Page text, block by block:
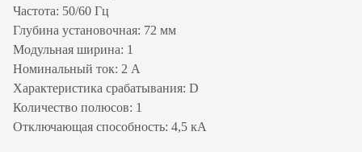
Частота: 50/60 Гц
Глубина установочная: 72 мм
Модульная ширина: 1
Номинальный ток: 2 А
Характеристика срабатывания: D
Количество полюсов: 1
Отключающая способность: 4,5 кА